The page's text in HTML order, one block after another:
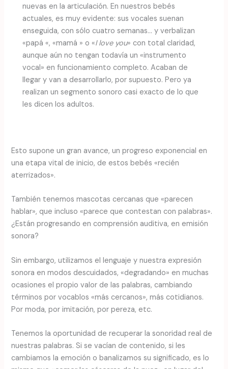
nuevas en la articulación. En nuestros bebés
actuales, es muy evidente: sus vocales suenan
enseguida, con sólo cuatro semanas… y verbalizan
«papá «, «mamá » o «I love you» con total claridad,
aunque aún no tengan todavía un «instrumento
vocal» en funcionamiento completo. Acaban de
llegar y van a desarrollarlo, por supuesto. Pero ya
realizan un segmento sonoro casi exacto de lo que
les dicen los adultos.
Esto supone un gran avance, un progreso exponencial en
una etapa vital de inicio, de estos bebés «recién
aterrizados».
También tenemos mascotas cercanas que «parecen
hablar», que incluso «parece que contestan con palabras».
¿Están progresando en comprensión auditiva, en emisión
sonora?
Sin embargo, utilizamos el lenguaje y nuestra expresión
sonora en modos descuidados, «degradando» en muchas
ocasiones el propio valor de las palabras, cambiando
términos por vocablos «más cercanos», más cotidianos.
Por moda, por imitación, por pereza, etc.
Tenemos la oportunidad de recuperar la sonoridad real de
nuestras palabras. Si se vacían de contenido, si les
cambiamos la emoción o banalizamos su significado, es lo